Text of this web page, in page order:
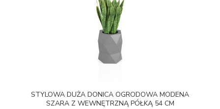
STYLOWA DUŻA DONICA OGRODOWA MODENA
SZARA Z WEWNĘTRZNĄ PÓŁKĄ 54 CM